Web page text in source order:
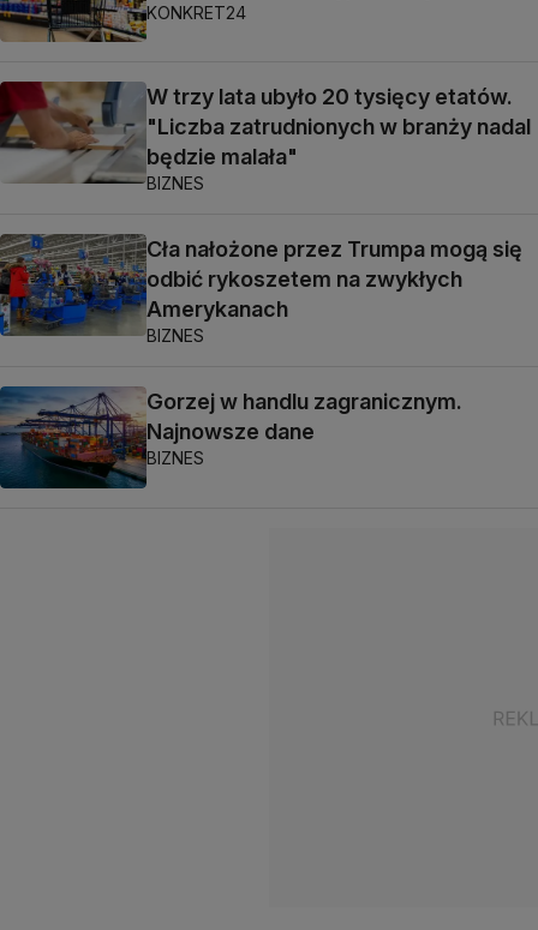
KONKRET24
W trzy lata ubyło 20 tysięcy etatów.
"Liczba zatrudnionych w branży nadal
będzie malała"
BIZNES
Cła nałożone przez Trumpa mogą się
odbić rykoszetem na zwykłych
Amerykanach
BIZNES
Gorzej w handlu zagranicznym.
Najnowsze dane
BIZNES